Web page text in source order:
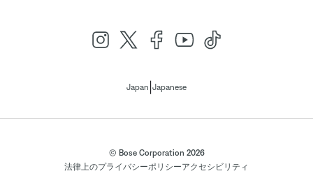
Japan Japanese
© Bose Corporation 2026
法律上のプライバシーポリシーアクセシビリティ